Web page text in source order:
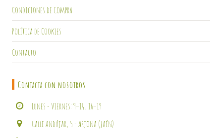
Condiciones de Compra
Política de Cookies
Contacto
Contacta con nosotros
Lunes - Viernes: 9–14, 16–19
Calle Andújar, 5 - Arjona (Jaén)